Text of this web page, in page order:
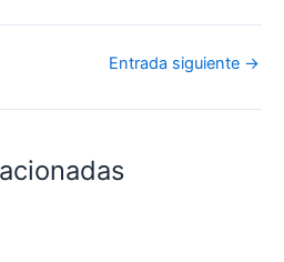
Entrada siguiente →